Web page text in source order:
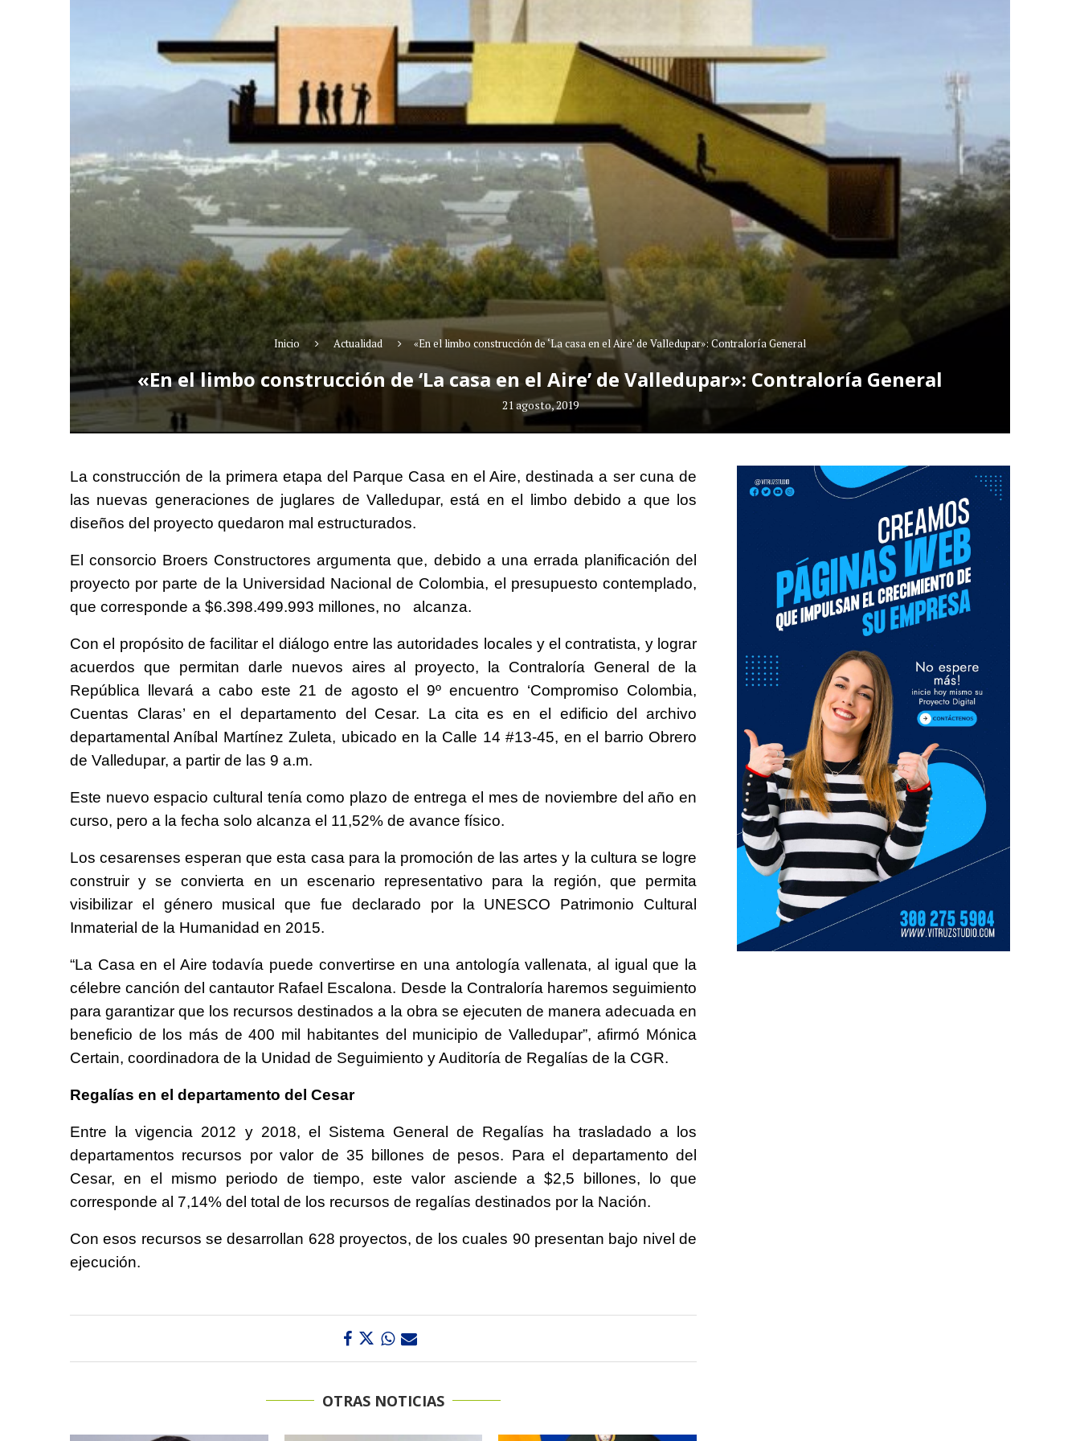
Inicio Actualidad «En el limbo construcción de ‘La casa en el Aire’ de Valledupar»: Contraloría General
«En el limbo construcción de ‘La casa en el Aire’ de Valledupar»: Contraloría General
21 agosto, 2019
La construcción de la primera etapa del Parque Casa en el Aire, destinada a ser cuna de
las nuevas generaciones de juglares de Valledupar, está en el limbo debido a que los
diseños del proyecto quedaron mal estructurados.
El consorcio Broers Constructores argumenta que, debido a una errada planificación del
proyecto por parte de la Universidad Nacional de Colombia, el presupuesto contemplado,
que corresponde a $6.398.499.993 millones, no alcanza.
Con el propósito de facilitar el diálogo entre las autoridades locales y el contratista, y lograr
acuerdos que permitan darle nuevos aires al proyecto, la Contraloría General de la
República llevará a cabo este 21 de agosto el 9º encuentro ‘Compromiso Colombia,
Cuentas Claras’ en el departamento del Cesar. La cita es en el edificio del archivo
departamental Aníbal Martínez Zuleta, ubicado en la Calle 14 #13-45, en el barrio Obrero
de Valledupar, a partir de las 9 a.m.
Este nuevo espacio cultural tenía como plazo de entrega el mes de noviembre del año en
curso, pero a la fecha solo alcanza el 11,52% de avance físico.
Los cesarenses esperan que esta casa para la promoción de las artes y la cultura se logre
construir y se convierta en un escenario representativo para la región, que permita
visibilizar el género musical que fue declarado por la UNESCO Patrimonio Cultural
Inmaterial de la Humanidad en 2015.
“La Casa en el Aire todavía puede convertirse en una antología vallenata, al igual que la
célebre canción del cantautor Rafael Escalona. Desde la Contraloría haremos seguimiento
para garantizar que los recursos destinados a la obra se ejecuten de manera adecuada en
beneficio de los más de 400 mil habitantes del municipio de Valledupar”, afirmó Mónica
Certain, coordinadora de la Unidad de Seguimiento y Auditoría de Regalías de la CGR.
Regalías en el departamento del Cesar
Entre la vigencia 2012 y 2018, el Sistema General de Regalías ha trasladado a los
departamentos recursos por valor de 35 billones de pesos. Para el departamento del
Cesar, en el mismo periodo de tiempo, este valor asciende a $2,5 billones, lo que
corresponde al 7,14% del total de los recursos de regalías destinados por la Nación.
Con esos recursos se desarrollan 628 proyectos, de los cuales 90 presentan bajo nivel de
ejecución.
OTRAS NOTICIAS